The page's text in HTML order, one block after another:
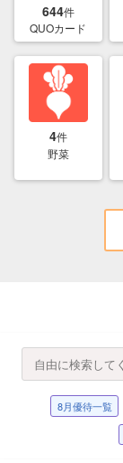
644件
QUOカード
4件
野菜
8月優待一覧